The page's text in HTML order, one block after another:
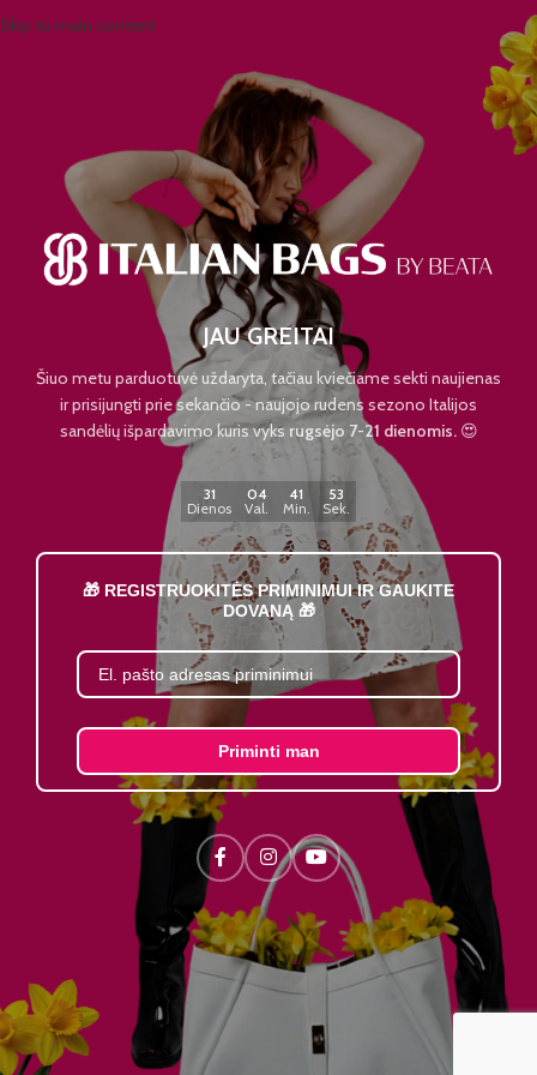
Skip to main content
JAU GREITAI
Šiuo metu parduotuvė uždaryta, tačiau kviečiame sekti naujienas
ir prisijungti prie sekančio - naujojo rudens sezono Italijos
sandėlių išpardavimo kuris vyks rugsėjo 7-21 dienomis.😍
31
Dienos
04
Val.
41
Min.
53
Sek.
🎁 REGISTRUOKITĖS PRIMINIMUI IR GAUKITE
DOVANĄ 🎁
Priminti man